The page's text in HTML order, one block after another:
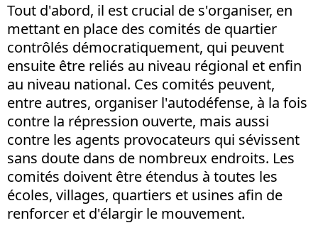
Tout d'abord, il est crucial de s'organiser, en
mettant en place des comités de quartier
contrôlés démocratiquement, qui peuvent
ensuite être reliés au niveau régional et enfin
au niveau national. Ces comités peuvent,
entre autres, organiser l'autodéfense, à la fois
contre la répression ouverte, mais aussi
contre les agents provocateurs qui sévissent
sans doute dans de nombreux endroits. Les
comités doivent être étendus à toutes les
écoles, villages, quartiers et usines afin de
renforcer et d'élargir le mouvement.